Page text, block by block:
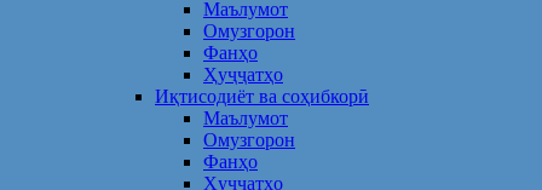
Маълумот
Омузгорон
Фанҳо
Ҳуҷҷатҳо
Иқтисодиёт ва соҳибкорӣ
Маълумот
Омузгорон
Фанҳо
Ҳуҷҷатҳо